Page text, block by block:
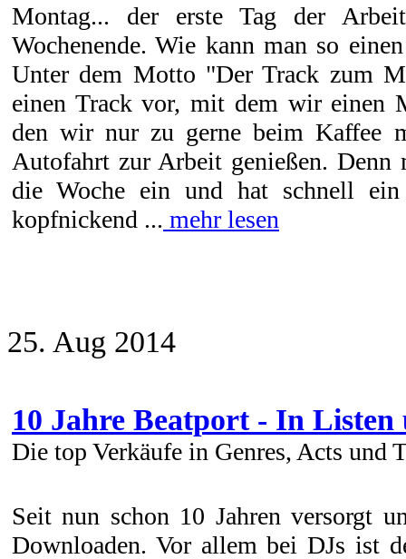
Montag... der erste Tag der
Wochenende. Wie kann man so
Unter dem Motto "Der Track zum
einen Track vor, mit dem wir einen
den wir nur zu gerne beim Kaffee
Autofahrt zur Arbeit genießen.
die Woche ein und hat schnell
kopfnickend ... mehr lesen
25. Aug 2014
10 Jahre Beatport - In
Die top Verkäufe in Genres, Acts und
Seit nun schon 10 Jahren versorgt
Downloaden. Vor allem bei DJs ist